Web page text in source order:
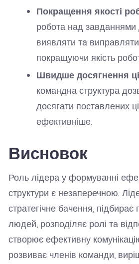
Покращення якості
робота над завданнями
виявляти та
покращуючи якість
Швидше досягнення
командна структура
досягати поставлених
ефективніше.
Висновок
Роль лідера у формуванні
структури є незаперечною.
стратегічне бачення,
людей, розподіляє ролі та
створює ефективну
розвиває членів команди,